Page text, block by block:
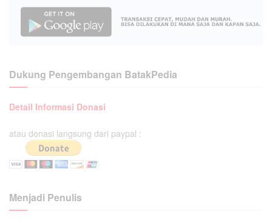
Dukung Pengembangan BatakPedia
Detail Informasi Donasi
atau donasi langsung dari paypal :
Menjadi Penulis